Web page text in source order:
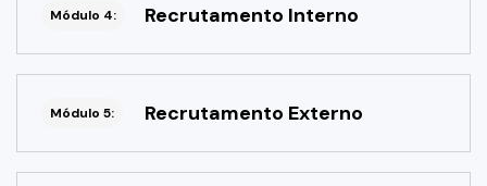
Módulo 4: Recrutamento Interno
Módulo 5: Recrutamento Externo